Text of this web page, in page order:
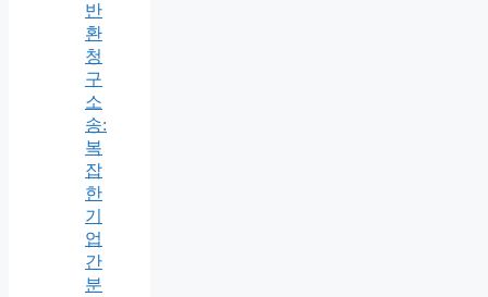
반
환
청
구
소
송:
복
잡
한
기
업
간
분